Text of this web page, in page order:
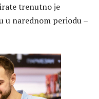
trenutno je
u narednom periodu –